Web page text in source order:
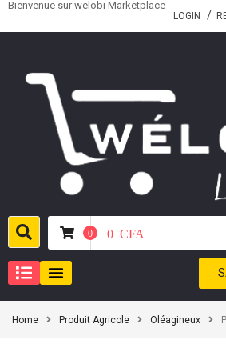
Bienvenue sur welobi Marketplace
LOGIN
0 0 CFA
Home Produit Agricole Oléagineux